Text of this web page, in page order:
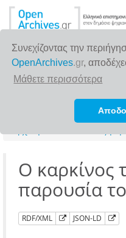
Συνεχίζοντας την
OpenArchives.gr,
Μάθετε περισσότερα
Ο καρκίνος
παρουσία
RDF/XML JSON-LD